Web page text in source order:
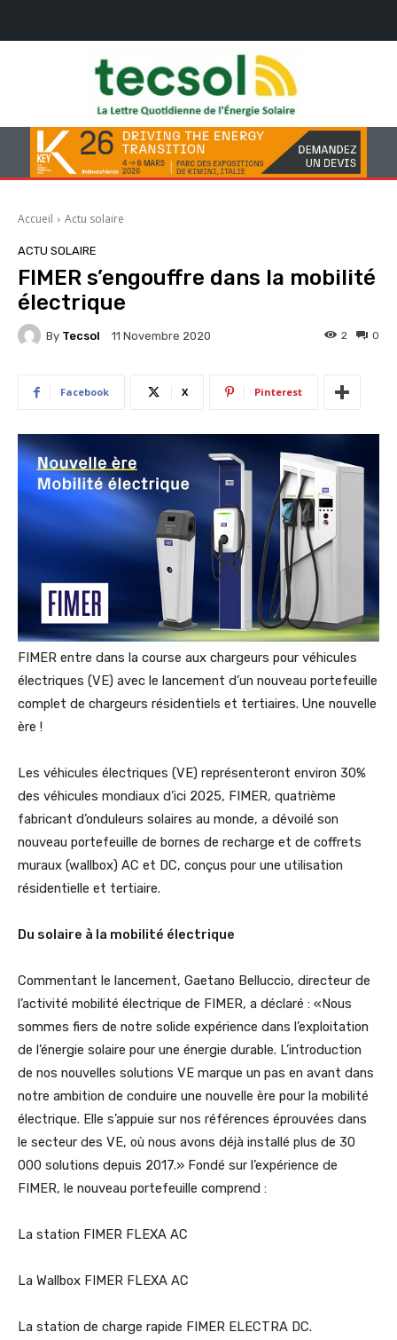
Accueil Actu solaire
ACTU SOLAIRE
FIMER s’engouffre dans la mobilité
électrique
By Tecsol 11 Novembre 2020 0
2
Facebook X Pinterest
FIMER entre dans la course aux chargeurs pour véhicules
électriques (VE) avec le lancement d’un nouveau portefeuille
complet de chargeurs résidentiels et tertiaires. Une nouvelle
ère !
Les véhicules électriques (VE) représenteront environ 30%
des véhicules mondiaux d’ici 2025, FIMER, quatrième
fabricant d’onduleurs solaires au monde, a dévoilé son
nouveau portefeuille de bornes de recharge et de coffrets
muraux (wallbox) AC et DC, conçus pour une utilisation
résidentielle et tertiaire.
Du solaire à la mobilité électrique
Commentant le lancement, Gaetano Belluccio, directeur de
l’activité mobilité électrique de FIMER, a déclaré : «Nous
sommes fiers de notre solide expérience dans l’exploitation
de l’énergie solaire pour une énergie durable. L’introduction
de nos nouvelles solutions VE marque un pas en avant dans
notre ambition de conduire une nouvelle ère pour la mobilité
électrique. Elle s’appuie sur nos références éprouvées dans
le secteur des VE, où nous avons déjà installé plus de 30
000 solutions depuis 2017.» Fondé sur l’expérience de
FIMER, le nouveau portefeuille comprend :
La station FIMER FLEXA AC
La Wallbox FIMER FLEXA AC
La station de charge rapide FIMER ELECTRA DC.